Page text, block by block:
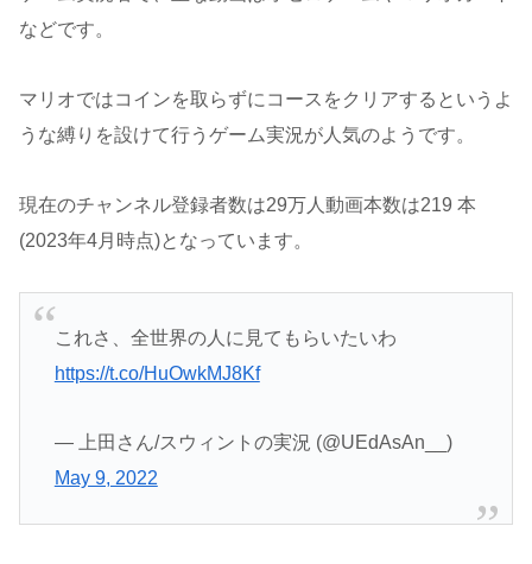
などです。
マリオではコインを取らずにコースをクリアするというよ
うな縛りを設けて行うゲーム実況が人気のようです。
現在のチャンネル登録者数は29万人動画本数は219 本
(2023年4月時点)となっています。
これさ、全世界の人に見てもらいたいわ
https://t.co/HuOwkMJ8Kf
— 上田さん/スウィントの実況 (@UEdAsAn__)
May 9, 2022